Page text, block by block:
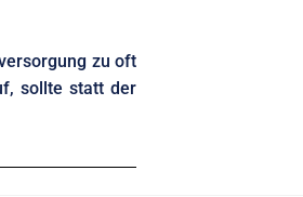
zu oft
sollte statt der